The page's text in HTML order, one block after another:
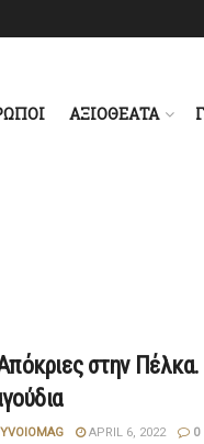
ΑΞΙΟΘΕΑΤΑ
στην Πέλκα.
APRIL 6, 2022 0